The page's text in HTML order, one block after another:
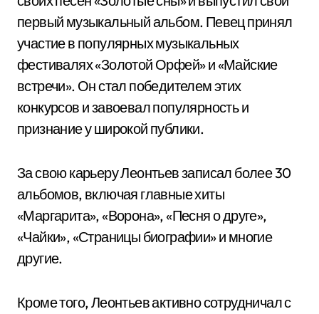
первый музыкальный альбом. Певец принял
участие в популярных музыкальных
фестивалях «Золотой Орфей» и «Майские
встречи». Он стал победителем этих
конкурсов и завоевал популярность и
признание у широкой публики.
За свою карьеру Леонтьев записал более 30
альбомов, включая главные хиты
«Маргарита», «Ворона», «Песня о друге»,
«Чайки», «Страницы биографии» и многие
другие.
Кроме того, Леонтьев активно сотрудничал с